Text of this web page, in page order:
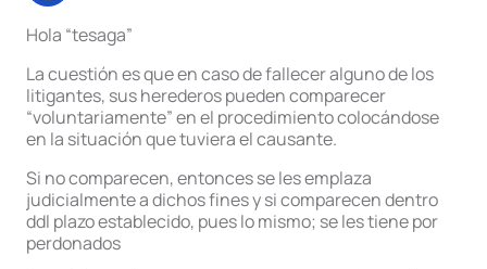
Hola “tesaga”
La cuestión es que en caso de fallecer alguno de los
litigantes, sus herederos pueden comparecer
“voluntariamente” en el procedimiento colocándose
en la situación que tuviera el causante.
Si no comparecen, entonces se les emplaza
judicialmente a dichos fines y si comparecen dentro
ddl plazo establecido, pues lo mismo; se les tiene por
perdonados